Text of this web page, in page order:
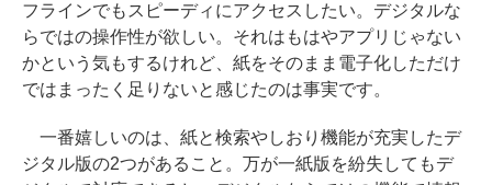
フラインでもスピーディにアクセスしたい。デジタルな
らではの操作性が欲しい。それはもはやアプリじゃない
かという気もするけれど、紙をそのまま電子化しただけ
ではまったく足りないと感じたのは事実です。
一番嬉しいのは、紙と検索やしおり機能が充実したデ
ジタル版の2つがあること。万が一紙版を紛失してもデ